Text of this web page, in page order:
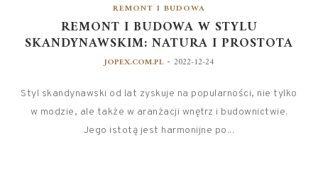
REMONT I BUDOWA
REMONT I BUDOWA W STYLU
SKANDYNAWSKIM: NATURA I PROSTOTA
JOPEX.COM.PL - 2022-12-24
Styl skandynawski od lat zyskuje na popularności, nie tylko
w modzie, ale także w aranżacji wnętrz i budownictwie.
Jego istotą jest harmonijne po...